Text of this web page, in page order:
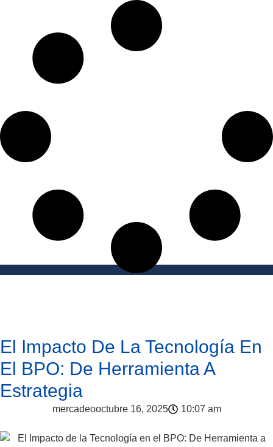
El Impacto De La Tecnología En
El BPO: De Herramienta A
Estrategia
mercadeooctubre 16, 2025 10:07 am